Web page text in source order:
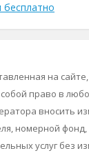
бесплатно
на
право в
вносить
номерной
услуг без